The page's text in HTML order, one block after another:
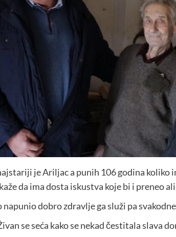
je Ariljac a punih 106 godina koliko
da ima dosta iskustva koje bi i preneo ali
napunio dobro zdravlje ga služi pa
se seća kako se nekad čestitala slava